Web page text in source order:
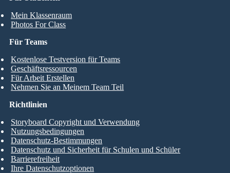
Mein Klassenraum
Photos For Class
Für Teams
Kostenlose Testversion für Teams
Geschäftsressourcen
Für Arbeit Erstellen
Nehmen Sie an Meinem Team Teil
Richtlinien
Storyboard Copyright und Verwendung
Nutzungsbedingungen
Datenschutz-Bestimmungen
Datenschutz und Sicherheit für Schulen und Schüler
Barrierefreiheit
Ihre Datenschutzoptionen